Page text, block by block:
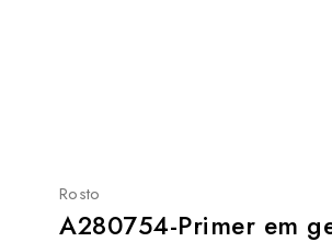
Rosto
A280754-Primer em